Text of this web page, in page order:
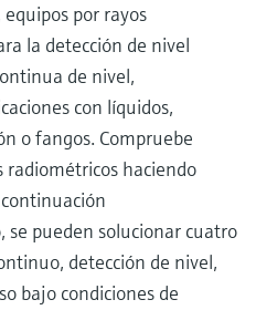
por rayos
la detección de nivel
de nivel,
con líquidos,
o fangos. Compruebe
radiométricos haciendo
se pueden solucionar cuatro
detección de nivel,
bajo condiciones de